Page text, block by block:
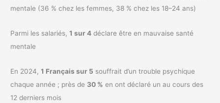
mentale (36 % chez les femmes, 38 % chez les 18–24 ans)
Parmi les salariés,1 sur 4 déclare être en mauvaise santé
mentale
En 2024,1 Français sur 5 souffrait d’un trouble psychique
chaque année ; près de 30 % en ont déclaré un au cours des
12 derniers mois